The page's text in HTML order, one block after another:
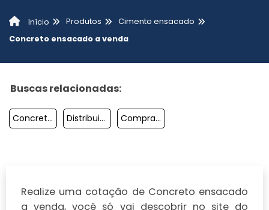
Início Produtos
Cimento ensacado
Concreto ensacado a venda
Buscas relacionadas:
Concreto Ensacado Preço Distribuidor De Concreto Ensacado Comprar Cimento Pronto Ensacado
Realize uma cotação de Concreto ensacado
a venda, você só vai descobrir no site do